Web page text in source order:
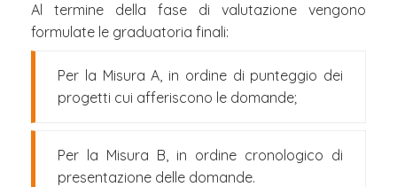
Al termine della fase di valutazione vengono
formulate le graduatoria finali:
Per la Misura A, in ordine di punteggio dei
progetti cui afferiscono le domande;
Per la Misura B, in ordine cronologico di
presentazione delle domande.